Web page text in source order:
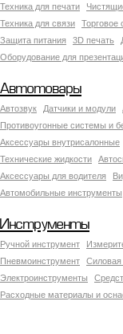
Техника для печати
Техника для связи
Торговое
Защита питания
3D печать
Оборудование для
Автотовары
Автозвук Датчики и модули
Противоугонные системы и
Аксесcуары внутрисалонные
Технические жидкости
Аксессуары для водителя
Автомобильные инструменты
Инструменты
Ручной инструмент
Пневмоинструмент
Силовая
Электроинструменты
Расходные материалы и